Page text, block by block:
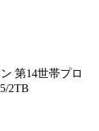
第14世帯プロ
2TB